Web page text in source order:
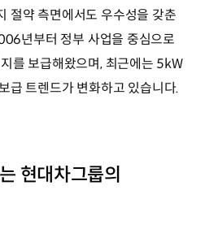
절약 측면에서도 우수성을 갖춘
년부터 정부 사업을 중심으로
를 보급해왔으며, 최근에는 5kW
급 트렌드가 변화하고 있습니다.
현대차그룹의